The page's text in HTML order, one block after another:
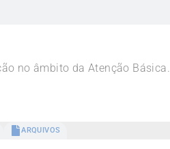
no âmbito da Atenção Básica.
ARQUIVOS